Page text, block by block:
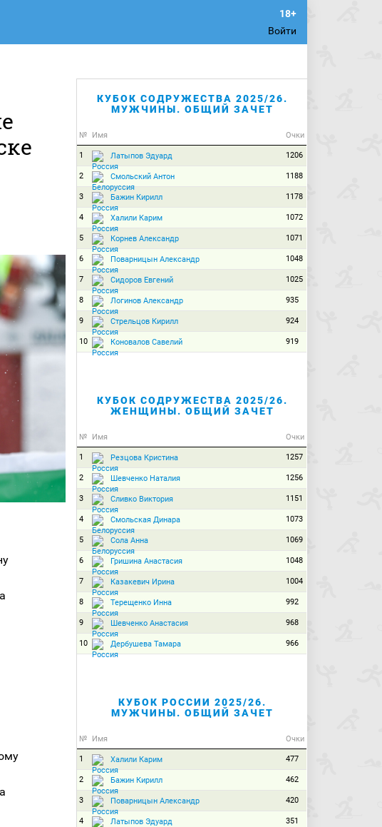
Войти
КУБОК СОДРУЖЕСТВА 2025/26.
МУЖЧИНЫ. ОБЩИЙ ЗАЧЕТ
№ Имя Очки
1 Латыпов Эдуард 1206
2 Смольский Антон 1188
3 Бажин Кирилл 1178
4 Халили Карим 1072
5 Корнев Александр 1071
6 Поварницын Александр 1048
7 Сидоров Евгений 1025
8 Логинов Александр 935
9 Стрельцов Кирилл 924
10 Коновалов Савелий 919
КУБОК СОДРУЖЕСТВА 2025/26.
ЖЕНЩИНЫ. ОБЩИЙ ЗАЧЕТ
№ Имя Очки
1 Резцова Кристина 1257
2 Шевченко Наталия 1256
3 Сливко Виктория 1151
4 Смольская Динара 1073
5 Сола Анна 1069
6 Гришина Анастасия 1048
7 Казакевич Ирина 1004
8 Терещенко Инна 992
9 Шевченко Анастасия 968
10 Дербушева Тамара 966
КУБОК РОССИИ 2025/26.
МУЖЧИНЫ. ОБЩИЙ ЗАЧЕТ
№ Имя Очки
1 Халили Карим 477
2 Бажин Кирилл 462
3 Поварницын Александр 420
4 Латыпов Эдуард 351